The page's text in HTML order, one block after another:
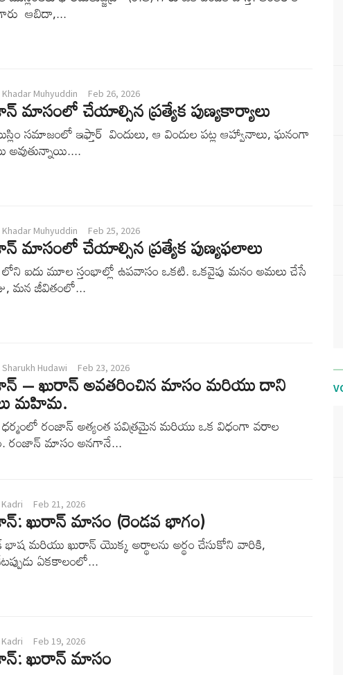
ఆబిదా,...
Muhyuddin Feb 26, 2026
మాసంలో చేయాల్సిన ప్రత్యేక పుణ్యకార్యాలు
సమాజంలో ఇఫ్తార్ విందులు, ఆ విందుల పట్ల ఆహ్వానాలు, ఘనంగా
అవుతున్నాయి....
Muhyuddin Feb 25, 2026
మాసంలో చేయాల్సిన ప్రత్యేక పుణ్యఫలాలు
లోని ఐదు మూల స్తంభాల్లో ఉపవాసం ఒకటి. ఒకవైపు మనం అమలు చేసే
మన జీవితంలో...
Hudawi Feb 23, 2026
– ఖురాన్ అవతరించిన మాసం మరియు దాని
మహిమ.
ధర్మంలో రంజాన్ అత్యంత పవిత్రమైన మరియు ఒక విధంగా వరాల
రంజాన్ మాసం అనగానే...
Feb 21, 2026
ఖురాన్ మాసం (రెండవ భాగం)
భాష మరియు ఖురాన్ యొక్క అర్థాలను అర్థం చేసుకోని వారికి,
ఏకకాలంలో...
Feb 19, 2026
ఖురాన్ మాసం